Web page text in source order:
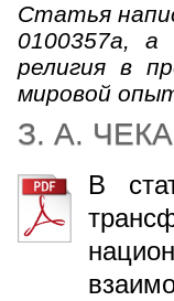
Статья
0100357а,
религия в
мировой
З. А.
В